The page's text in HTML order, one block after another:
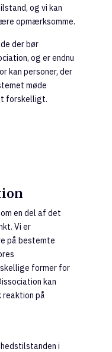
og vi kan
opmærksomme.
der bør
og er endnu
kan personer, der
møde
forskelligt.
en del af det
Vi er
på bestemte
former for
kan
reaktion på
i